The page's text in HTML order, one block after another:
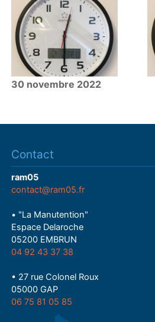
30 novembre 2022
Contact
ram05
contact@ram05.fr
• "La Manutention"
Espace Delaroche
05200 EMBRUN
04 92 43 37 38
• 27 rue Colonel Roux
05000 GAP
06 75 81 05 85